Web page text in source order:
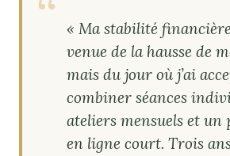
« Ma stabilité financière
venue de la hausse de
mais du jour où j’ai
combiner séances
ateliers mensuels et un
en ligne court. Trois